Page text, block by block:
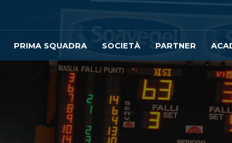
PRIMA SQUADRA SOCIETÀ PARTNER